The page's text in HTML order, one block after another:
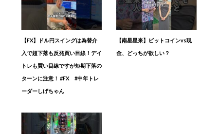
【FX】ドル円スイングは為替介
入で超下落も反発買い目線！デイ
トレも買い目線ですが短期下落の
ターンに注意！ #FX #中年トレ
ーダーしげちゃん
【南星​星来】ビットコインvs現
金、どっちが欲しい？